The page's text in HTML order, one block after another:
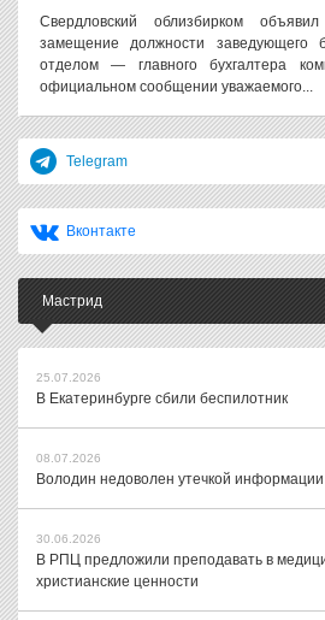
Свердловский облизбирком
замещение должности заведующего
отделом — главного бухгалтера
официальном сообщении уважаемого...
Telegram
Вконтакте
Мастрид
25.07.2026
В Екатеринбурге сбили беспилотник
08.07.2026
Володин недоволен утечкой
30.06.2026
В РПЦ предложили преподавать в
христианские ценности